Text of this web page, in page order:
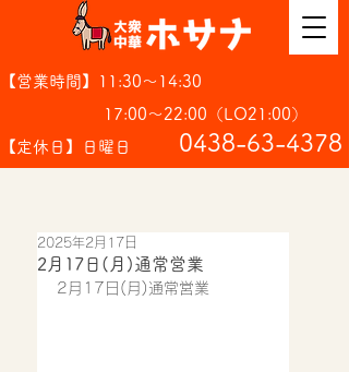
【営業時間】11:30～14:30
17:00～22:00（LO21:00）
【定休日】日曜日
​0438-63-4378
2月17日(月)通常営業
2025年2月17日
2月17日(月)通常営業